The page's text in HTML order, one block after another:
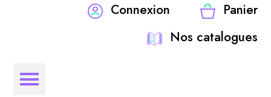
Connexion
Panier
Nos catalogues